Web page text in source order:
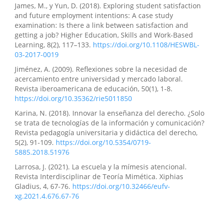
James, M., y Yun, D. (2018). Exploring student satisfaction
and future employment intentions: A case study
examination: Is there a link between satisfaction and
getting a job? Higher Education, Skills and Work-Based
Learning, 8(2), 117–133. https://doi.org/10.1108/HESWBL-
03-2017-0019
Jiménez, A. (2009). Reflexiones sobre la necesidad de
acercamiento entre universidad y mercado laboral.
Revista iberoamericana de educación, 50(1), 1-8.
https://doi.org/10.35362/rie5011850
Karina, N. (2018). Innovar la enseñanza del derecho. ¿Solo
se trata de tecnologías de la información y comunicación?
Revista pedagogía universitaria y didáctica del derecho,
5(2), 91-109. https://doi.org/10.5354/0719-
5885.2018.51976
Larrosa, J. (2021). La escuela y la mímesis atencio­nal.
Revista Interdisciplinar de Teoría Miméti­ca. Xiphias
Gladius, 4, 67-76. https://doi.org/10.32466/eufv-
xg.2021.4.676.67-76